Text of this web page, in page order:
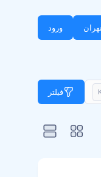
ورود
فیلتر